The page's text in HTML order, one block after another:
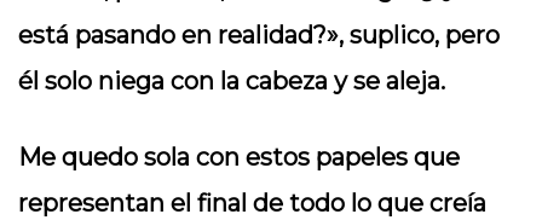
está pasando en realidad?», suplico, pero
él solo niega con la cabeza y se aleja.
Me quedo sola con estos papeles que
representan el final de todo lo que creía